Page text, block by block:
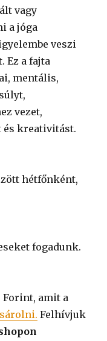
vagy
a jóga
veszi
Ez a fajta
mentális,
vezet,
kreativitást.
hétfőnként,
fogadunk.
Forint, amit a
Felhívjuk